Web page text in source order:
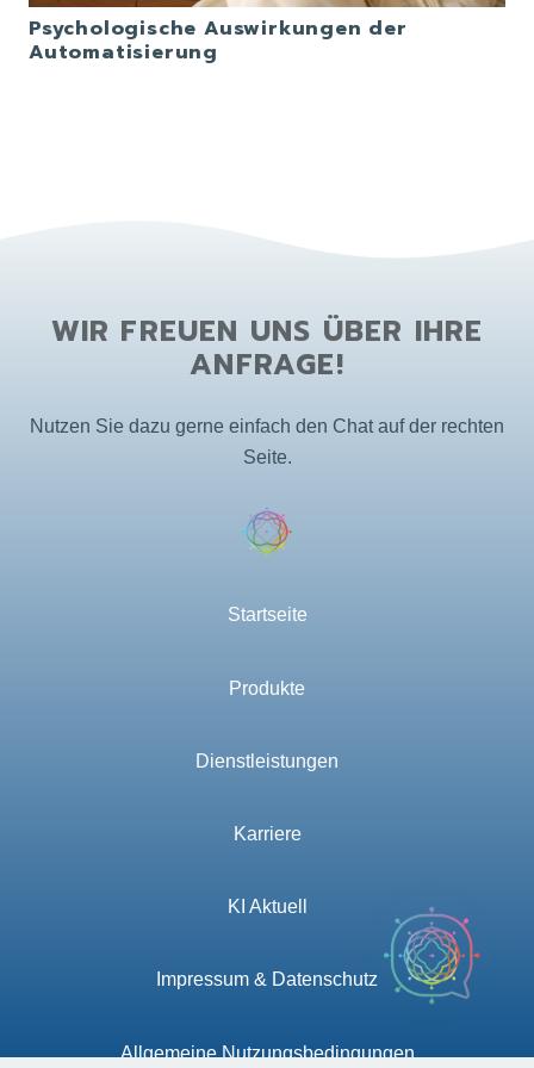
Psychologische Auswirkungen der
Automatisierung
WIR FREUEN UNS ÜBER IHRE
ANFRAGE!
Nutzen Sie dazu gerne einfach den Chat auf der rechten
Seite.
Startseite
Produkte
Dienstleistungen
Karriere
KI Aktuell
Impressum & Datenschutz
Allgemeine Nutzungsbedingungen